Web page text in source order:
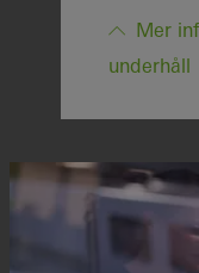
Mer
underhåll